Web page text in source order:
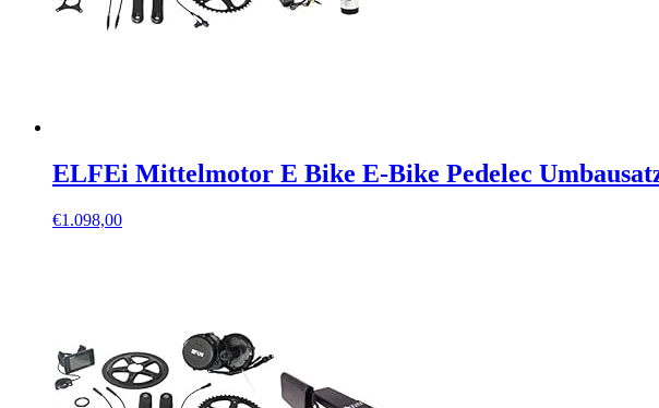
ELFEi Mittelmotor E Bike E-Bike Pedelec
€1.098,00